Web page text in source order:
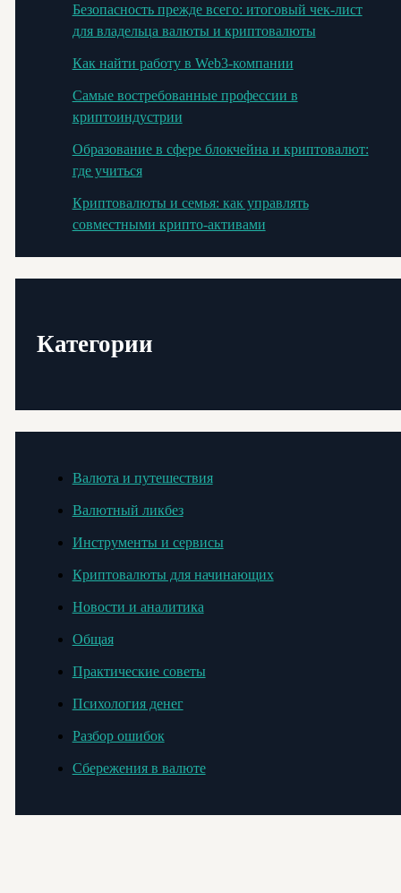
Безопасность прежде всего: итоговый чек-лист
для владельца валюты и криптовалюты
Как найти работу в Web3-компании
Самые востребованные профессии в
криптоиндустрии
Образование в сфере блокчейна и криптовалют:
где учиться
Криптовалюты и семья: как управлять
совместными крипто-активами
Категории
Валюта и путешествия
Валютный ликбез
Инструменты и сервисы
Криптовалюты для начинающих
Новости и аналитика
Общая
Практические советы
Психология денег
Разбор ошибок
Сбережения в валюте